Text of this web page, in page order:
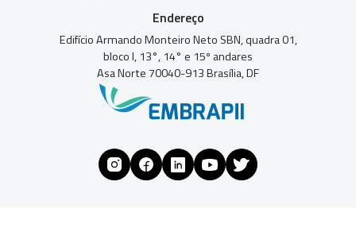
Endereço
Edifício Armando Monteiro Neto SBN, quadra 01,
bloco I, 13°, 14° e 15º andares
Asa Norte 70040-913 Brasília, DF